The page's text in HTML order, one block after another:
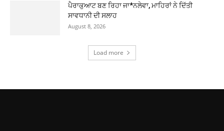
ਪੈਰਾਕੁਆਟ ਬਣ ਰਿਹਾ ਜਾ*ਨਲੇਵਾ, ਮਾਹਿਰਾਂ ਨੇ ਦਿੱਤੀ
ਸਾਵਧਾਨੀ ਦੀ ਸਲਾਹ
August 8, 2026
Load more